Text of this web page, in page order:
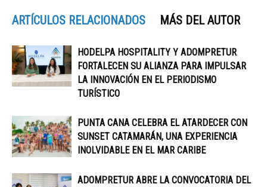
ARTÍCULOS RELACIONADOS MÁS DEL AUTOR
HODELPA HOSPITALITY Y ADOMPRETUR
FORTALECEN SU ALIANZA PARA IMPULSAR
LA INNOVACIÓN EN EL PERIODISMO
TURÍSTICO
PUNTA CANA CELEBRA EL ATARDECER CON
SUNSET CATAMARÁN, UNA EXPERIENCIA
INOLVIDABLE EN EL MAR CARIBE
ADOMPRETUR ABRE LA CONVOCATORIA DEL